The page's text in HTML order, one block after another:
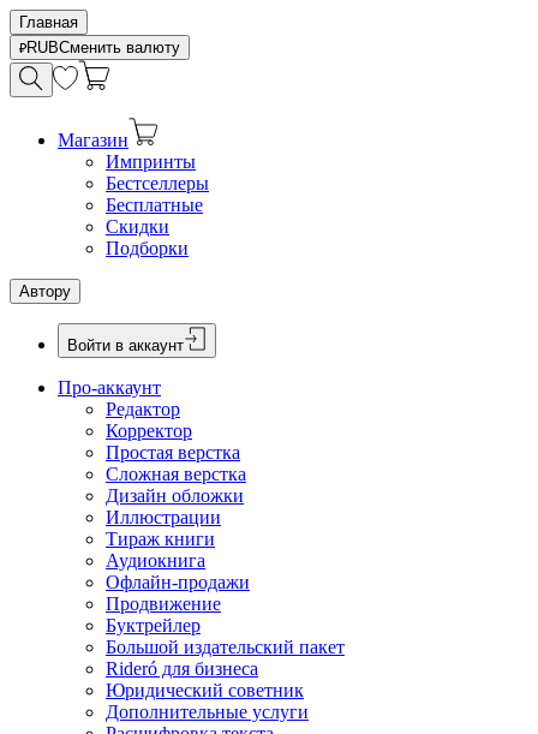
Главная
RUBСменить валюту
Магазин
Импринты
Бестселлеры
Бесплатные
Скидки
Подборки
Автору
Войти в аккаунт
Про-аккаунт
Редактор
Корректор
Простая верстка
Сложная верстка
Дизайн обложки
Иллюстрации
Тираж книги
Аудиокнига
Офлайн-продажи
Продвижение
Буктрейлер
Большой издательский пакет
Rideró для бизнеса
Юридический советник
Дополнительные услуги